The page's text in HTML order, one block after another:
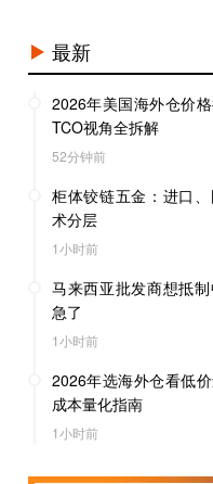
最新
2026年美国海外仓价
TCO视角全拆解
52分钟前
柜体铰链五金：进口
术分层
1小时前
马来西亚批发商想抵
急了
1小时前
2026年选海外仓看低
成本量化指南
1小时前